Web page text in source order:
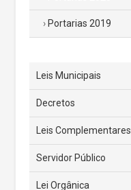
Portarias 2019
Leis Municipais
Decretos
Leis Complementares
Servidor Público
Lei Orgânica